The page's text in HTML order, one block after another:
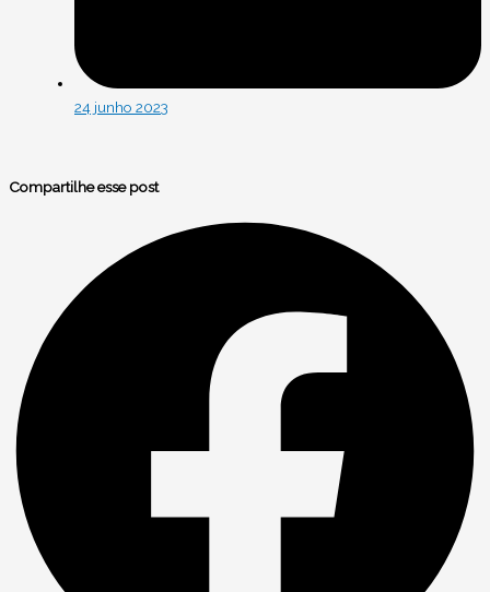
24 junho 2023
Compartilhe esse post